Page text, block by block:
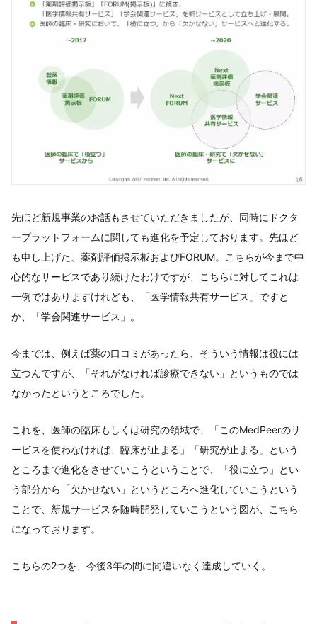
先ほど新規事業のお話もさせていただきましたが、同時にドクタ
ープラットフォームに関しても進化を予定しております。先ほど
も申し上げた、薬剤評価掲示板およびFORUM。こちらが今まで中
心的なサービスであり続けたわけですが、こちらに対してこれは
一例ではありますけれども、「医学情報共有サービス」ですと
か、「学会関連サービス」。
今までは、例えば薬の口コミがあったら、そういう情報は役には
立つんですが、「それがなければ診療できない」というものでは
なかったというところでした。
これを、医師の臨床もしくは研究の領域で、「このMedPeerのサ
ービスを使わなければ、臨床が止まる」「研究が止まる」という
ところまで進化をさせていこうということで、「役に立つ」とい
う部分から「欠かせない」というところへ進化していこうという
ことで、新規サービスを随時開発していこうという図が、こちら
になっております。
こちらの2つを、今後3年の間に間違いなく達成していく。